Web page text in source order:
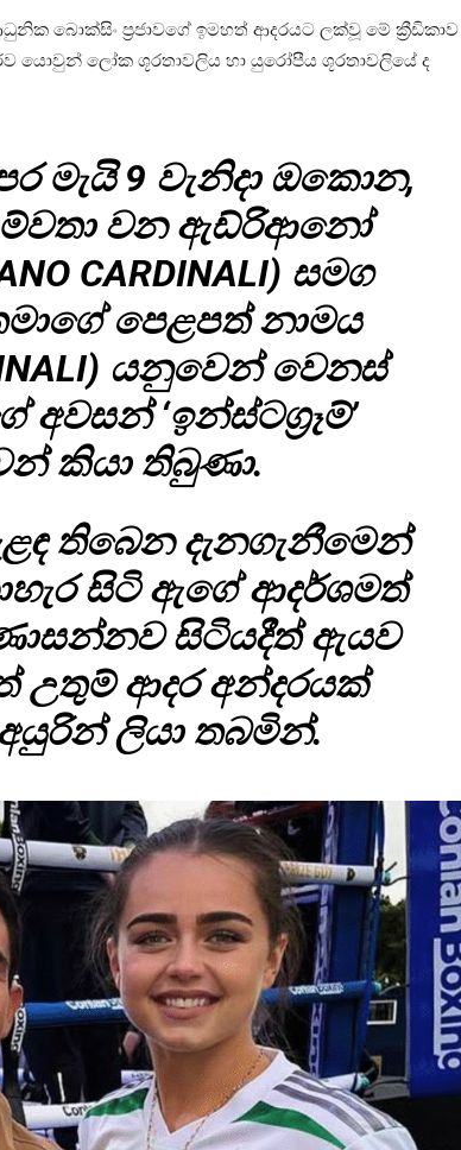
බොක්සිං ප්‍රජාවගේ ඉමහත් ආදරයට ලක්වූ මේ ක්‍රීඩිකාව
යොවුන් ලෝක ශූරතාවලිය හා යුරෝපීය ශූරතාවලියේ ද
මැයි 9 වැනිදා ඔකොන,
වන ඇඩ්රිආනෝ
CARDINALI) සමග
පෙළපත් නාමය
යනුවෙන් වෙනස්
‘ඉන්ස්ටග්‍රෑම්’
කියා තිබුණා.
තිබෙන දැනගැනීමෙන්
සිටි ඇගේ ආදර්ශමත්
සිටියදීත් ඇයව
උතුම් ආදර අන්දරයක්
ලියා තබමින්.